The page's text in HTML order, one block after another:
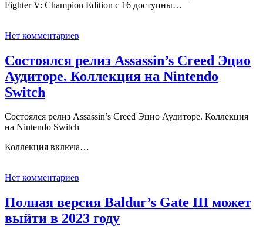
Fighter V: Champion Edition с 16 доступны…
Нет комментариев
Состоялся релиз Assassin’s Creed Эцио
Аудиторе. Коллекция на Nintendo
Switch
Состоялся релиз Assassin’s Creed Эцио Аудиторе. Коллекция
на Nintendo Switch
Коллекция включа…
Нет комментариев
Полная версия Baldur’s Gate III может
выйти в 2023 году